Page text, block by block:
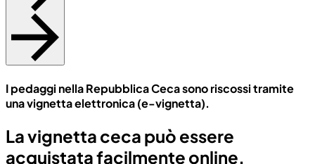
I pedaggi nella Repubblica Ceca sono riscossi tramite
una vignetta elettronica (e-vignetta).
La vignetta ceca può essere
acquistata facilmente online.